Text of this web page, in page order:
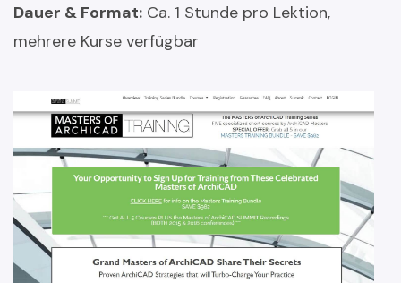
Dauer & Format: Ca. 1 Stunde pro Lektion,
mehrere Kurse verfügbar